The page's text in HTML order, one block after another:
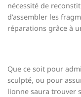
nécessité de
d’assembler les
réparations grâce à
Que ce soit pour
sculpté, ou pour
lionne saura trouver